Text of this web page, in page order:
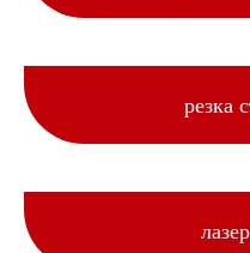
резка